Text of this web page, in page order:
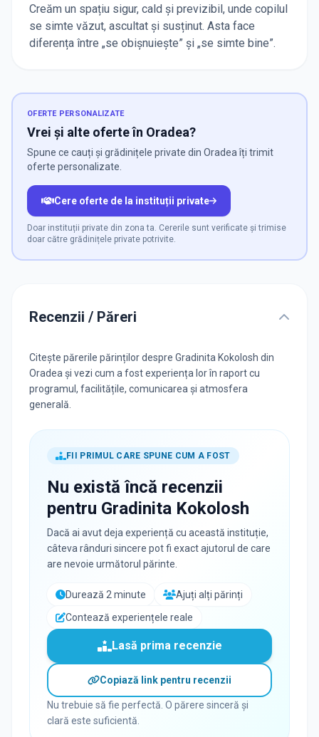
Creăm un spațiu sigur, cald și previzibil, unde copilul
se simte văzut, ascultat și susținut. Asta face
diferența între „se obișnuiește” și „se simte bine”.
OFERTE PERSONALIZATE
Vrei și alte oferte în Oradea?
Spune ce cauți și grădinițele private din Oradea îți trimit
oferte personalizate.
Cere oferte de la instituții private
Doar instituții private din zona ta. Cererile sunt verificate și trimise
doar către grădinițele private potrivite.
Recenzii / Păreri
Citește părerile părinților despre Gradinita Kokolosh din
Oradea și vezi cum a fost experiența lor în raport cu
programul, facilitățile, comunicarea și atmosfera
generală.
FII PRIMUL CARE SPUNE CUM A FOST
Nu există încă recenzii
pentru Gradinita Kokolosh
Dacă ai avut deja experiență cu această instituție,
câteva rânduri sincere pot fi exact ajutorul de care
are nevoie următorul părinte.
Durează 2 minute
Ajuți alți părinți
Contează experiențele reale
Lasă prima recenzie
Copiază link pentru recenzii
Nu trebuie să fie perfectă. O părere sinceră și
clară este suficientă.